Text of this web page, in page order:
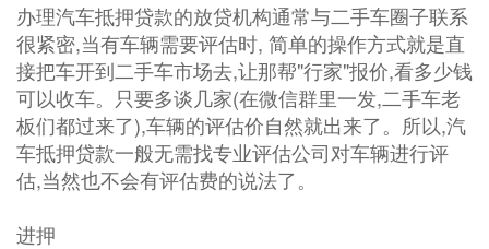
办理汽车抵押贷款的放贷机构通常与二手车圈子联系
很紧密,当有车辆需要评估时, 简单的操作方式就是直
接把车开到二手车市场去,让那帮"行家"报价,看多少钱
可以收车。只要多谈几家(在微信群里一发,二手车老
板们都过来了),车辆的评估价自然就出来了。所以,汽
车抵押贷款一般无需找专业评估公司对车辆进行评
估,当然也不会有评估费的说法了。
进押